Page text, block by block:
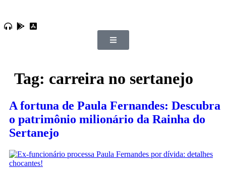
Tag: carreira no sertanejo
A fortuna de Paula Fernandes: Descubra
o patrimônio milionário da Rainha do
Sertanejo